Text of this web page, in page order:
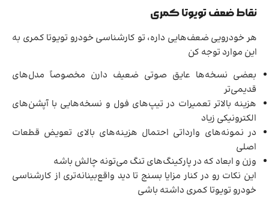
نقاط ضعف تویوتا کمری
هر خودرویی ضعف‌هایی داره، تو کارشناسی خودرو تویوتا کمری به
این موارد توجه کن
بعضی نسخه‌ها عایق صوتی ضعیف دارن مخصوصاً مدل‌های
قدیمی‌تر
هزینه بالاتر تعمیرات در تیپ‌های فول و نسخه‌هایی با آپشن‌های
الکترونیکی زیاد
در نمونه‌های وارداتی احتمال هزینه‌های بالای تعویض قطعات
اصلی
وزن و ابعاد که در پارکینگ‌های تنگ می‌تونه چالش باشه
این نکات رو در کنار مزایا بسنج تا دید واقع‌بینانه‌تری از کارشناسی
خودرو تویوتا کمری داشته باشی